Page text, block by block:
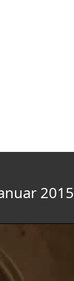
2015